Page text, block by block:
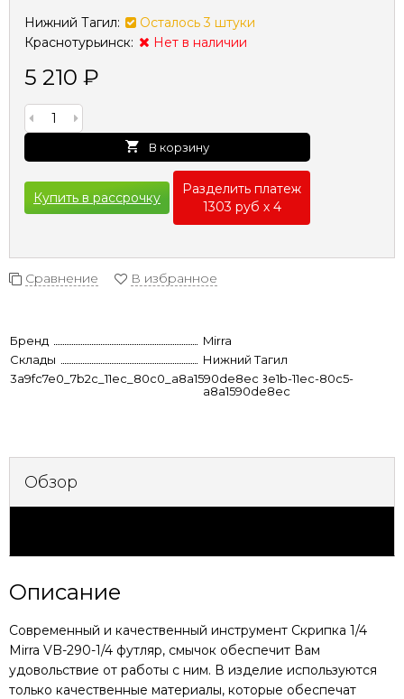
Нижний Тагил:
Осталось 3 штуки
Краснотурьинск:
Нет в наличии
5 210 ₽
В корзину
Купить в рассрочку
Разделить платеж
1303 руб х 4
Сравнение В избранное
Бренд
Mirra
Склады
Нижний Тагил
3a9fc7e0_7b2c_11ec_80c0_a8a1590de8ec78621a59-8e1b-11ec-80c5-
a8a1590de8ec
Обзор
Описание
Современный и качественный инструмент Скрипка 1/4
Mirra VB-290-1/4 футляр, смычок обеспечит Вам
удовольствие от работы с ним. В изделие используются
только качественные материалы, которые обеспечат